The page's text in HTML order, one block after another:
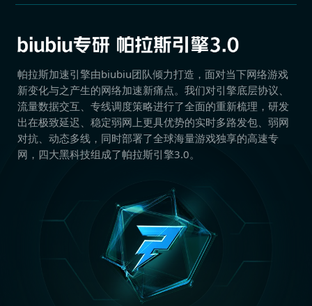
帕拉斯加速引擎由biubiu团队倾力打造，面对当下网络游戏
新变化与之产生的网络加速新痛点。我们对引擎底层协议、
流量数据交互、专线调度策略进行了全面的重新梳理，研发
出在极致延迟、稳定弱网上更具优势的实时多路发包、弱网
对抗、动态多线，同时部署了全球海量游戏独享的高速专
网，四大黑科技组成了帕拉斯引擎3.0。